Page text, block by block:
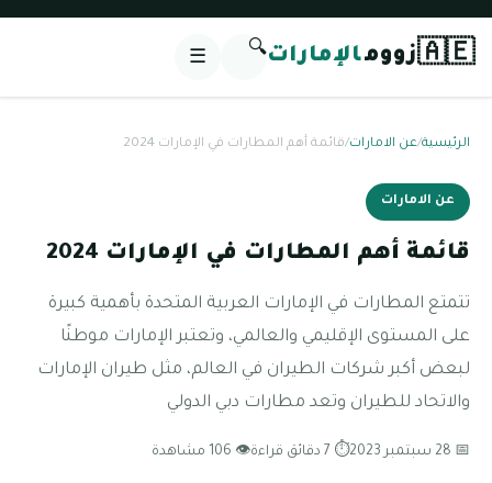
🇦🇪زوومالإمارات🔍
☰
الرئيسية/عن الامارات/قائمة أهم المطارات في الإمارات 2024
عن الامارات
قائمة أهم المطارات في الإمارات 2024
تتمتع المطارات في الإمارات العربية المتحدة بأهمية كبيرة
على المستوى الإقليمي والعالمي، وتعتبر الإمارات موطنًا
لبعض أكبر شركات الطيران في العالم، مثل طيران الإمارات
والاتحاد للطيران وتعد مطارات دبي الدولي
📅 28 سبتمبر 2023 ⏱ 7 دقائق قراءة 👁 106 مشاهدة